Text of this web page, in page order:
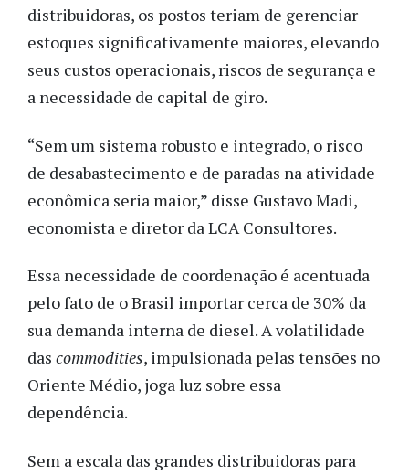
distribuidoras, os postos teriam de gerenciar
estoques significativamente maiores, elevando
seus custos operacionais, riscos de segurança e
a necessidade de capital de giro.
“Sem um sistema robusto e integrado, o risco
de desabastecimento e de paradas na atividade
econômica seria maior,” disse Gustavo Madi,
economista e diretor da LCA Consultores.
Essa necessidade de coordenação é acentuada
pelo fato de o Brasil importar cerca de 30% da
sua demanda interna de diesel. A volatilidade
das commodities, impulsionada pelas tensões no
Oriente Médio, joga luz sobre essa
dependência.
Sem a escala das grandes distribuidoras para